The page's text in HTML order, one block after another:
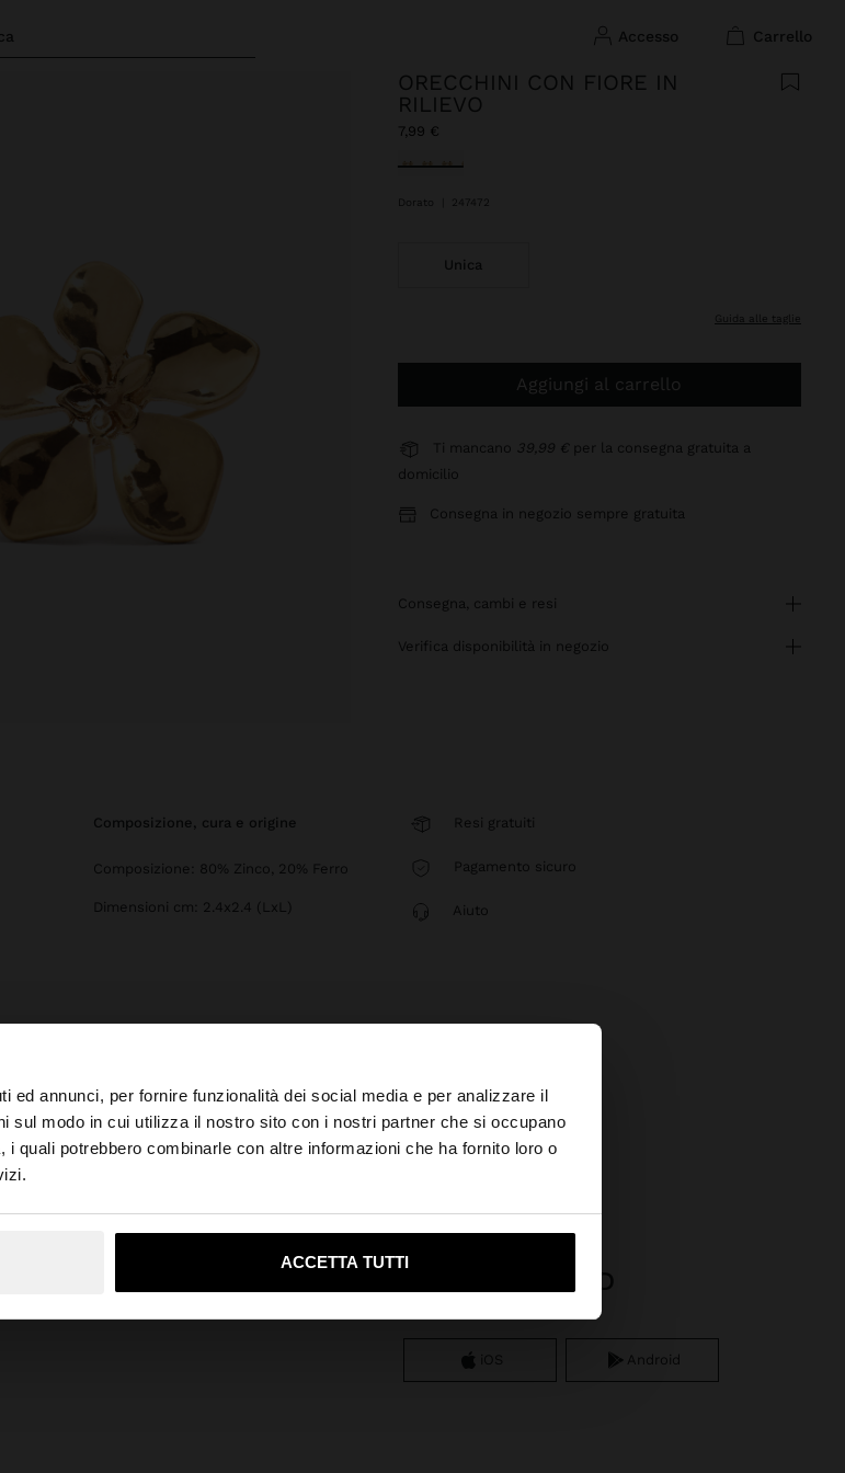
ed annunci, per fornire funzionalità dei social media e per analizzare il
sul modo in cui utilizza il nostro sito con i nostri partner che si occupano
quali potrebbero combinarle con altre informazioni che ha fornito loro o
ACCETTA TUTTI
accesso carrello
×
sul nostro sito United States?
ORECCHINI CON FIORE IN
RILIEVO
7,99 €
Selezionato
Dorato 247472
Unica
guida alle taglie
Aggiungi al carrello
Ti mancano 39,99 € per la consegna gratuita a
domicilio
Consegna in negozio sempre gratuita
consegna, cambi e resi
verifica disponibilità in negozio
composizione, cura e origine
Composizione: 80% Zinco, 20% Ferro
Dimensioni cm: 2.4x2.4 (LxL)
Resi gratuiti
Pagamento sicuro
Aiuto
Orecchini orecchini con fiore in rilievo
APP DOWNLOAD
iOS Android